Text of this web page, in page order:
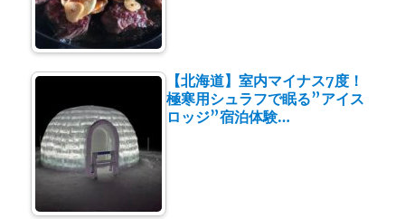
【北海道】室内マイナス7度！
極寒用シュラフで眠る”アイス
ロッジ”宿泊体験…